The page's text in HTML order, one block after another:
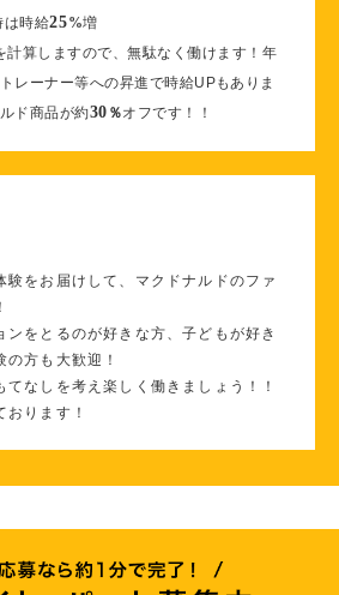
は時給25%増
計算しますので、無駄なく働けます！年
レーナー等への昇進で時給UPもありま
ド商品が約30 ％オフです！！
験をお届けして、マクドナルドのファ
ンをとるのが好きな方、子どもが好き
方も大歓迎！
なしを考え楽しく働きましょう！！
ります！